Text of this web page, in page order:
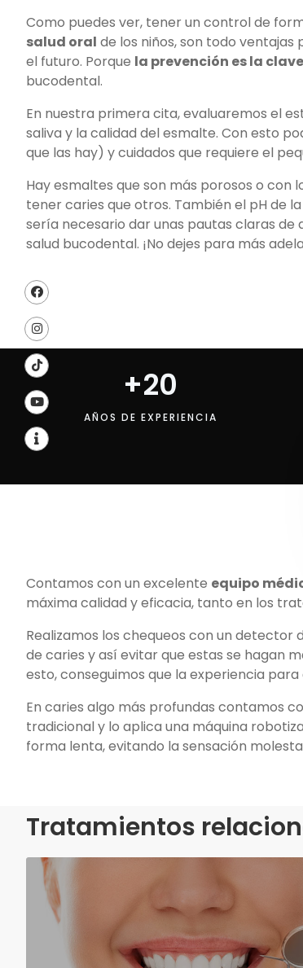
Como puedes ver, tener un control de
salud oral de los niños, son todo
el futuro. Porque la prevención es la
bucodental.
En nuestra primera cita, evaluaremos el
saliva y la calidad del esmalte. Con esto
que las hay) y cuidados que requiere el
Hay esmaltes que son más porosos o con
tener caries que otros. También el pH de
sería necesario dar unas pautas claras
salud bucodental. ¡No dejes para más
+20
AÑOS DE EXPERIENCIA
Contamos con un excelente equipo
máxima calidad y eficacia, tanto en los
Realizamos los chequeos con un
de caries y así evitar que estas se hagan
esto, conseguimos que la experiencia
En caries algo más profundas contamos
tradicional y lo aplica una máquina
forma lenta, evitando la sensación
Tratamientos